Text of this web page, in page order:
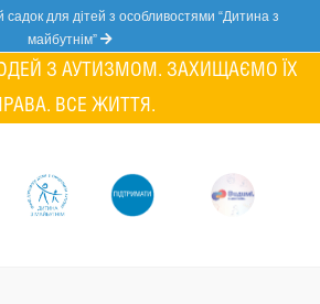
для дітей з особливостями “Дитина з
майбутнім”
З АУТИЗМОМ. ЗАХИЩАЄМО ЇХ
ПРАВА. ВСЕ ЖИТТЯ.